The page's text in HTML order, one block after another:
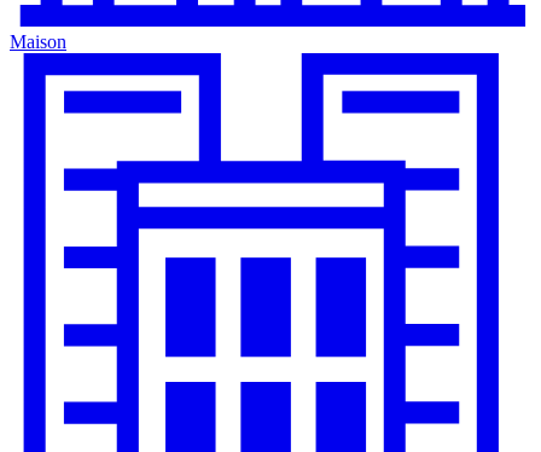
Maison